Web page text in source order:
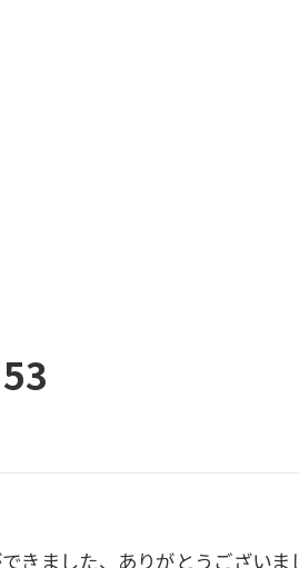
きました、ありがとうございま